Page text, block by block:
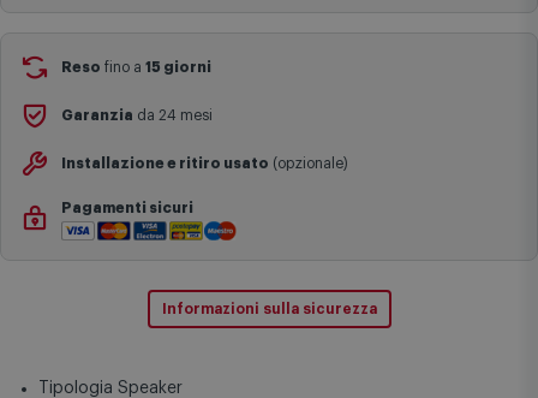
Reso fino a 15 giorni
Garanzia da 24 mesi
Installazione e ritiro usato (opzionale)
Pagamenti sicuri
Informazioni sulla sicurezza
Tipologia Speaker